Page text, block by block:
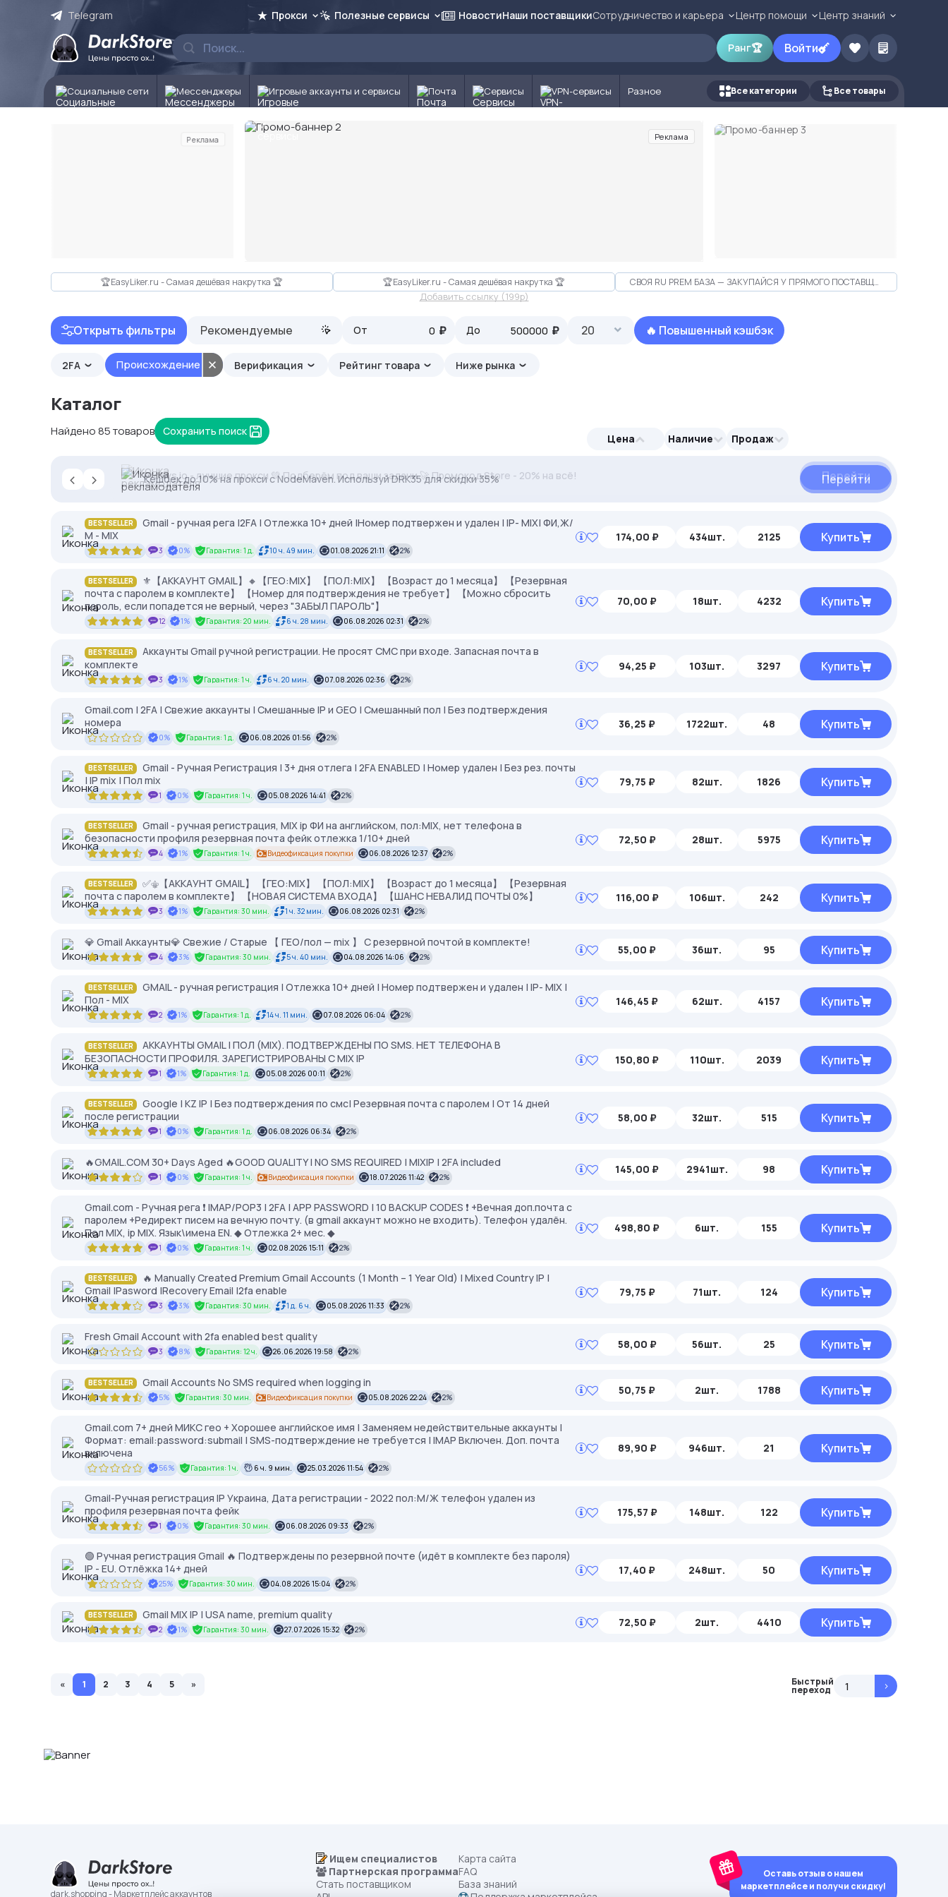
Telegram Прокси Полезные сервисы НовостиНаши поставщикиСотрудничество и карьера Центр помощи Центр знаний
Ранг🏆 Войти
Социальные сети Мессенджеры Игровые аккаунты и сервисы Почта Сервисы VPN-сервисы Разное Все категории Все товары
Реклама Реклама
🏆EasyLiker.ru - Самая дешёвая накрутка 🏆 🏆EasyLiker.ru - Самая дешёвая накрутка 🏆 СВОЯ RU PREM БАЗА — ЗАКУПАЙСЯ У ПРЯМОГО ПОСТАВЩИКА
Добавить ссылку (199p)
Открыть фильтры Рекомендуемые От ₽ До ₽ 20 🔥 Повышенный кэшбэк
2FA Происхождение Верификация Рейтинг товара Ниже рынка
Каталог
Найдено 85 товаров Сохранить поиск
Цена Наличие Продаж
‹ › Кешбек до 10% на прокси с NodeMaven. Используй DRK35 для скидки 35% Перейти
2328.io — прием крипто платежей Перейти
Proxys.io - лучшие прокси 💚 Подберём под ваши задачи 🚀 Промокод Store - 20% на всё! Перейти
BESTSELLER
Gmail - ручная рега |2FA | Отлежка 10+ дней |Номер подтвержен и удален | IP- MIX| ФИ,Ж/
М - MIX
3 0% Гарантия: 1 д. 10 ч. 49 мин. 01.08.2026 21:11 2%
174,00 ₽ 434шт. 2125 Купить
BESTSELLER
⚜️【АККАУНТ GMAIL】🔸【ГЕО:MIX】 【ПОЛ:MIX】 【Возраст до 1 месяца】 【Резервная
почта с паролем в комплекте】 【Номер для подтверждения не требует】 【Можно сбросить
пароль, если попадется не верный, через "ЗАБЫЛ ПАРОЛЬ"】
12 1% Гарантия: 20 мин. 6 ч. 28 мин. 06.08.2026 02:31 2%
70,00 ₽ 18шт. 4232 Купить
BESTSELLER
Аккаунты Gmail ручной регистрации. Не просят СМС при входе. Запасная почта в
комплекте
3 1% Гарантия: 1 ч. 6 ч. 20 мин. 07.08.2026 02:36 2%
94,25 ₽ 103шт. 3297 Купить
Gmail.com | 2FA | Свежие аккаунты | Смешанные IP и GEO | Смешанный пол | Без подтверждения
номера
0% Гарантия: 1 д. 06.08.2026 01:56 2%
36,25 ₽ 1722шт. 48 Купить
BESTSELLER
Gmail - Ручная Регистрация | 3+ дня отлега | 2FA ENABLED | Номер удален | Без рез. почты
| IP mix | Пол mix
1 0% Гарантия: 1 ч. 05.08.2026 14:41 2%
79,75 ₽ 82шт. 1826 Купить
BESTSELLER
Gmail - ручная регистрация, MIX ip ФИ на английском, пол:MIX, нет телефона в
безопасности профиля резервная почта фейк отлежка 1/10+ дней
4 1% Гарантия: 1 ч. Видеофиксация покупки 06.08.2026 12:37 2%
72,50 ₽ 28шт. 5975 Купить
BESTSELLER
✅⚜️【АККАУНТ GMAIL】 【ГЕО:MIX】 【ПОЛ:MIX】 【Возраст до 1 месяца】 【Резервная
почта с паролем в комплекте】 【НОВАЯ СИСТЕМА ВХОДА】 【ШАНС НЕВАЛИД ПОЧТЫ 0%】
3 1% Гарантия: 30 мин. 1 ч. 32 мин. 06.08.2026 02:31 2%
116,00 ₽ 106шт. 242 Купить
💎 Gmail Аккаунты💎 Свежие / Старые 【 ГЕО/пол — mix 】 С резервной почтой в комплекте!
4 3% Гарантия: 30 мин. 5 ч. 40 мин. 04.08.2026 14:06 2%
55,00 ₽ 36шт. 95 Купить
BESTSELLER
GMAIL - ручная регистрация | Отлежка 10+ дней | Номер подтвержен и удален | IP- MIX |
Пол - MIX
2 1% Гарантия: 1 д. 14 ч. 11 мин. 07.08.2026 06:04 2%
146,45 ₽ 62шт. 4157 Купить
BESTSELLER
АККАУНТЫ GMAIL | ПОЛ (MIX). ПОДТВЕРЖДЕНЫ ПО SMS. НЕТ ТЕЛЕФОНА В
БЕЗОПАСНОСТИ ПРОФИЛЯ. ЗАРЕГИСТРИРОВАНЫ С MIX IP
1 1% Гарантия: 1 д. 05.08.2026 00:11 2%
150,80 ₽ 110шт. 2039 Купить
BESTSELLER
Google | KZ IP | Без подтверждения по смс| Резервная почта с паролем | От 14 дней
после регистрации
1 0% Гарантия: 1 д. 06.08.2026 06:34 2%
58,00 ₽ 32шт. 515 Купить
🔥GMAIL.COM 30+ Days Aged 🔥GOOD QUALITY | NO SMS REQUIRED | MIXIP | 2FA included
1 0% Гарантия: 1 ч. Видеофиксация покупки 18.07.2026 11:42 2%
145,00 ₽ 2941шт. 98 Купить
Gmail.com - Ручная рега ❗️ IMAP/POP3 | 2FA | APP PASSWORD | 10 BACKUP CODES ❗️ +Вечная доп.почта с
паролем +Редирект писем на вечную почту. (в gmail аккаунт можно не входить). Телефон удалён.
Пол MIX, ip MIX. Язык\имена EN. ◆ Отлежка 2+ мес. ◆
1 0% Гарантия: 1 ч. 02.08.2026 15:11 2%
498,80 ₽ 6шт. 155 Купить
BESTSELLER
🔥 Manually Created Premium Gmail Accounts (1 Month – 1 Year Old) | Mixed Country IP |
Gmail |Pasword |Recovery Email |2fa enable
3 3% Гарантия: 30 мин. 1 д. 6 ч. 05.08.2026 11:33 2%
79,75 ₽ 71шт. 124 Купить
Fresh Gmail Account with 2fa enabled best quality
3 8% Гарантия: 12 ч. 26.06.2026 19:58 2%
58,00 ₽ 56шт. 25 Купить
BESTSELLER Gmail Accounts No SMS required when logging in
5% Гарантия: 30 мин. Видеофиксация покупки 05.08.2026 22:24 2%
50,75 ₽ 2шт. 1788 Купить
Gmail.com 7+ дней МИКС гео + Хорошее английское имя | Заменяем недействительные аккаунты |
Формат: email:password:submail | SMS-подтверждение не требуется | IMAP Включен. Доп. почта
включена
56% Гарантия: 1 ч. 6 ч. 9 мин. 25.03.2026 11:54 2%
89,90 ₽ 946шт. 21 Купить
Gmail-Ручная регистрация IP Украина, Дата регистрации - 2022 пол:М/Ж телефон удален из
профиля резервная почта фейк
1 0% Гарантия: 30 мин. 06.08.2026 09:33 2%
175,57 ₽ 148шт. 122 Купить
🟢 Ручная регистрация Gmail 🔥 Подтверждены по резервной почте (идёт в комплекте без пароля)
IP - EU. Отлёжка 14+ дней
25% Гарантия: 30 мин. 04.08.2026 15:04 2%
17,40 ₽ 248шт. 50 Купить
BESTSELLER Gmail MIX IP | USA name, premium quality
2 1% Гарантия: 30 мин. 27.07.2026 15:32 2%
72,50 ₽ 2шт. 4410 Купить
« 1 2 3 4 5 » Быстрый
переход >
dark.shopping - Маркетплейс аккаунтов
Ищем специалистов
Партнерская программа
Стать поставщиком
Карта сайта
FAQ
База знаний
Оставь отзыв о нашем
маркетплейсе и получи скидку!